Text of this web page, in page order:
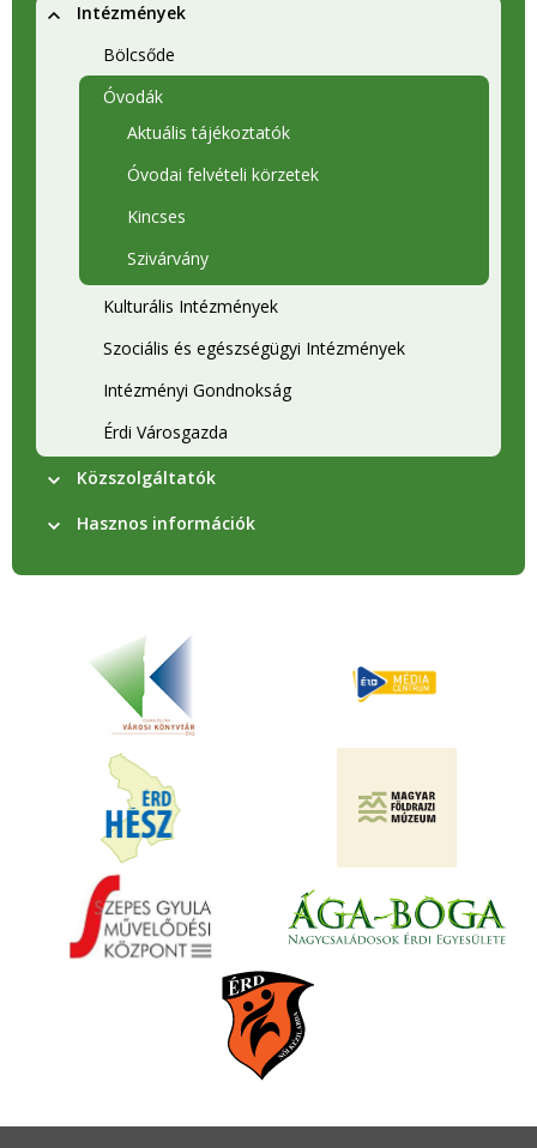
Intézmények
Bölcsőde
Óvodák
Aktuális tájékoztatók
Óvodai felvételi körzetek
Kincses
Szivárvány
Kulturális Intézmények
Szociális és egészségügyi Intézmények
Intézményi Gondnokság
Érdi Városgazda
Közszolgáltatók
Hasznos információk